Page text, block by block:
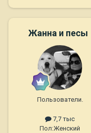
Жанна и песы
Пользователи.
7,7 тыс
Пол:Женский